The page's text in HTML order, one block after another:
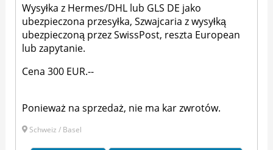
Wysyłka z Hermes/DHL lub GLS DE jako
ubezpieczona przesyłka, Szwajcaria z wysyłką
ubezpieczoną przez SwissPost, reszta European
lub zapytanie.
Cena 300 EUR.--
Ponieważ na sprzedaż, nie ma kar zwrotów.
Schweiz / Basel